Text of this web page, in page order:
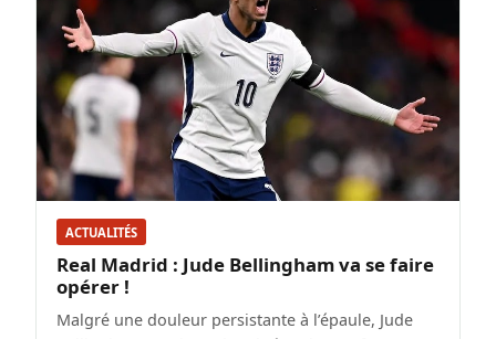
ACTUALITÉS
Real Madrid : Jude Bellingham va se faire
opérer !
Malgré une douleur persistante à l’épaule, Jude